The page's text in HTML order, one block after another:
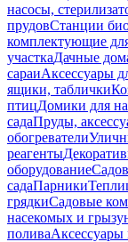
насосы,
прудовСтанции
комплектующие
участкаДачные
сараиАксессуары
ящики, таблички
птицДомики для
садаПруды,
обогреватели
реагенты
оборудование
садаПарники
грядкиСадовые
насекомых и
полива